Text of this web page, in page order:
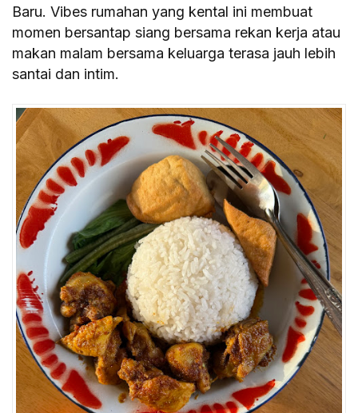
Baru. Vibes rumahan yang kental ini membuat
momen bersantap siang bersama rekan kerja atau
makan malam bersama keluarga terasa jauh lebih
santai dan intim.